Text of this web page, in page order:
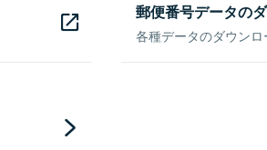
郵便番号データの
各種データのダウンロ